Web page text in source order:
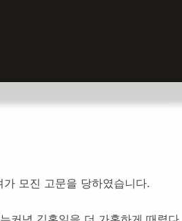
모진 고문을 당하였습니다.